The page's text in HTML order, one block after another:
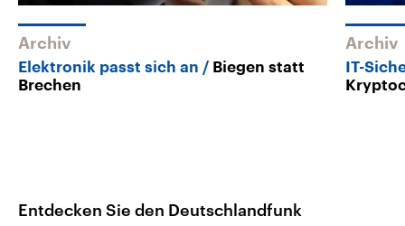
Archiv
Elektronik passt sich an
Biegen statt
Brechen
Archiv
IT-
Entdecken Sie den Deutschlandfunk